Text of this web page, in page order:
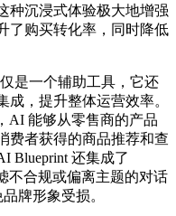
种沉浸式体验极大地增强
了购买转化率，同时降低
一个辅助工具，它还
，提升整体运营效率。
AI 能够从零售商的产品
费者获得的商品推荐和查
Blueprint 还集成了
不合规或偏离主题的对话
牌形象受损。